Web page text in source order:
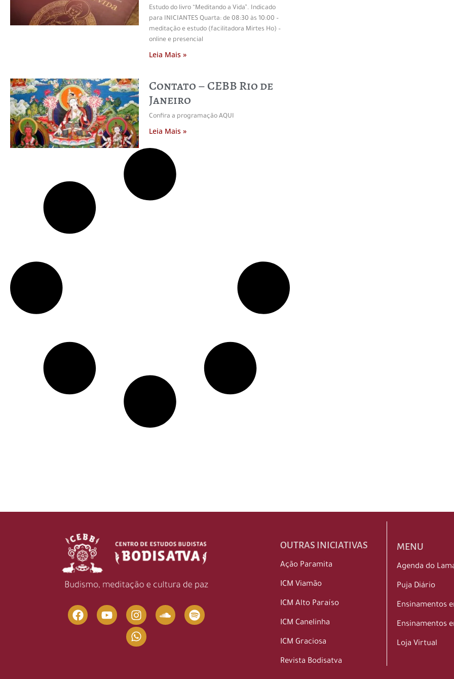
Estudo do livro “Meditando a Vida”. Indicado
para INICIANTES Quarta: de 08:30 às 10:00 –
meditação e estudo (facilitadora Mirtes Ho) –
online e presencial
Leia Mais »
Contato – CEBB Rio de
Janeiro
Confira a programação AQUI
Leia Mais »
OUTRAS INICIATIVAS
Ação Paramita
ICM Viamão
ICM Alto Paraíso
ICM Canelinha
ICM Graciosa
Revista Bodisatva
MENU
Agenda do
Puja Diário
Ensinamentos
Ensinamentos
Loja Virtual